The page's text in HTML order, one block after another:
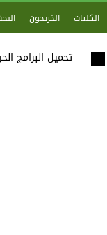
الكليات الخريجون
تحميل البرامج